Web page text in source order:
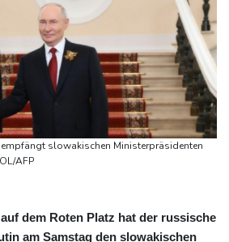
slowakischen Ministerpräsidenten
© POOL/AFP
dem Roten Platz hat der russische
am Samstag den slowakischen